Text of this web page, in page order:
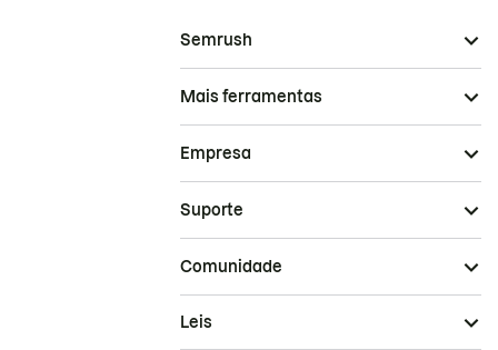
Semrush
Mais ferramentas
Empresa
Suporte
Comunidade
Leis